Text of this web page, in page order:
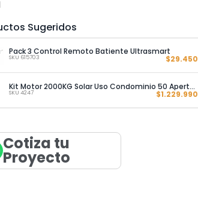
Sugeridos
Pack 3 Control Remoto Batiente Ultrasmart
SKU 615703 $29.450
Kit Motor 2000KG Solar Uso Condominio 50 Aperturas Diarias
SKU 4247 $1.229.990
Cotiza tu
Proyecto